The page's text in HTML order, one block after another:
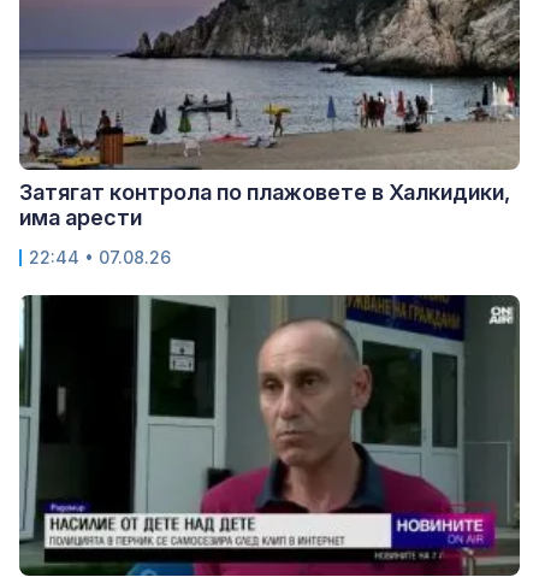
Затягат контрола по плажовете в Халкидики,
има арести
22:44 • 07.08.26